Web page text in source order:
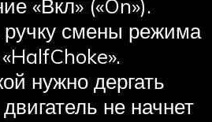
«Вкл» («On»).
смены режима
нужно дергать
не начнет